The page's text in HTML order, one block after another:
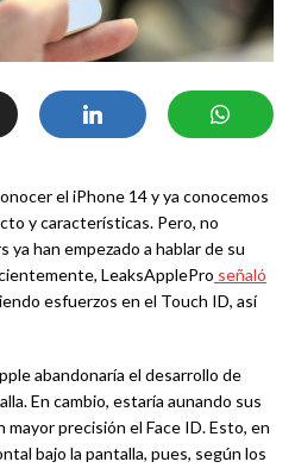
el iPhone 14 y ya conocemos
y características. Pero, no
han empezado a hablar de su
LeaksApplePro señaló
esfuerzos en el Touch ID, así
abandonaría el desarrollo de
En cambio, estaría aunando sus
precisión el Face ID. Esto, en
bajo la pantalla, pues, según los